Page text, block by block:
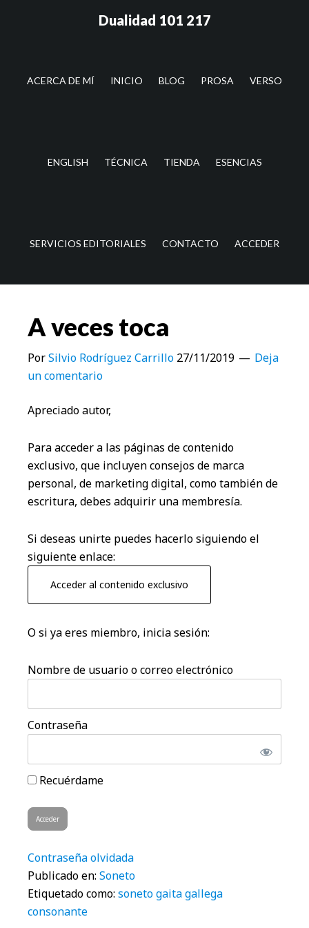
lateral
Dualidad 101 217
ACERCA DE MÍ INICIO BLOG PROSA VERSO
ENGLISH TÉCNICA TIENDA ESENCIAS
SERVICIOS EDITORIALES CONTACTO ACCEDER
A veces toca
PorSilvio Rodríguez Carrillo 27/11/2019
Deja
un comentario
Apreciado autor,
Para acceder a las páginas de contenido
exclusivo, que incluyen consejos de marca
personal, de marketing digital, como también de
escritura, debes adquirir una membresía.
Si deseas unirte puedes hacerlo siguiendo el
siguiente enlace:
Acceder al contenido exclusivo
O si ya eres miembro, inicia sesión:
Nombre de usuario o correo electrónico
Contraseña
Recuérdame
Contraseña olvidada
Publicado en: Soneto
Etiquetado como: soneto gaita gallega
consonante